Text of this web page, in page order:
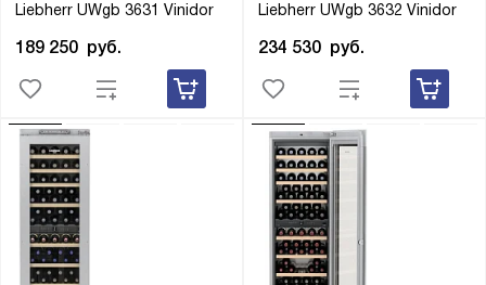
Liebherr UWgb 3631 Vinidor
189 250 руб.
Liebherr UWgb 3632 Vinidor
234 530 руб.